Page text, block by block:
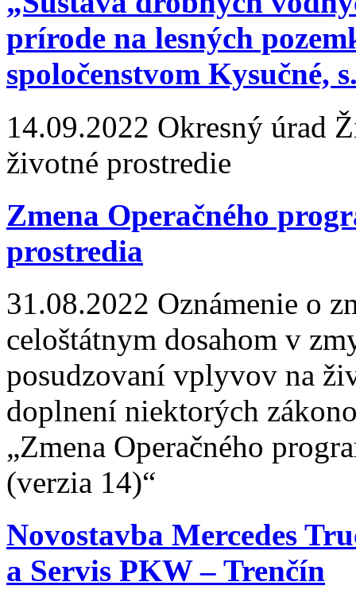
prírode na lesných
spoločenstvom Kysučné,
14.09.2022 Okresný úrad
životné prostredie
Zmena Operačného
prostredia
31.08.2022 Oznámenie o
celoštátnym dosahom v
posudzovaní vplyvov na
doplnení niektorých
„Zmena Operačného
(verzia 14)“
Novostavba Mercedes
a Servis PKW – Trenčín